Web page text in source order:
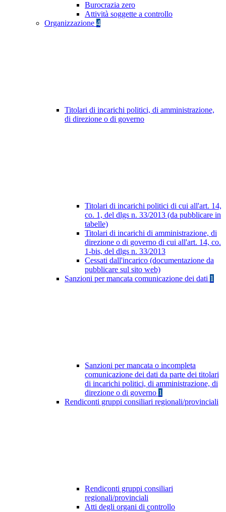
Burocrazia zero
Attività soggette a controllo
Organizzazione 4
Titolari di incarichi politici, di amministrazione,
di direzione o di governo
Titolari di incarichi politici di cui all'art. 14,
co. 1, del dlgs n. 33/2013 (da pubblicare in
tabelle)
Titolari di incarichi di amministrazione, di
direzione o di governo di cui all'art. 14, co.
1-bis, del dlgs n. 33/2013
Cessati dall'incarico (documentazione da
pubblicare sul sito web)
Sanzioni per mancata comunicazione dei dati 1
Sanzioni per mancata o incompleta
comunicazione dei dati da parte dei titolari
di incarichi politici, di amministrazione, di
direzione o di governo 1
Rendiconti gruppi consiliari regionali/provinciali
Rendiconti gruppi consiliari
regionali/provinciali
Atti degli organi di controllo